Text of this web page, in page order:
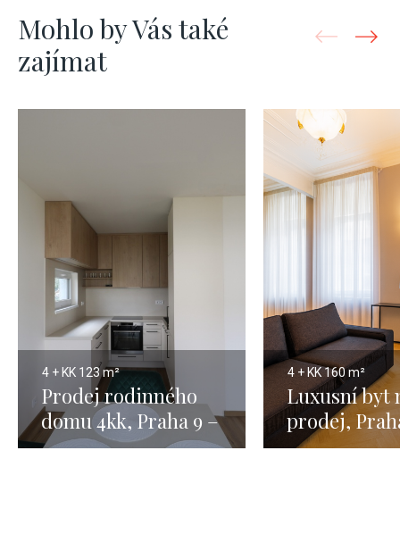
Mohlo by Vás také
zajímat
4 + KK 123 m²
Prodej rodinného
domu 4kk, Praha 9 –
123m2
4 + KK 160 m²
Luxusní byt
prodej,
Josefov -